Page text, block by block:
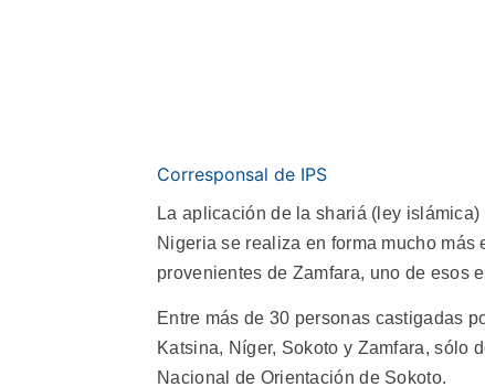
Corresponsal de IPS
La aplicación de la shariá (ley
Nigeria se realiza en forma mucho
provenientes de Zamfara, uno de esos
Entre más de 30 personas castigadas
Katsina, Níger, Sokoto y Zamfara, sólo
Nacional de Orientación de Sokoto.